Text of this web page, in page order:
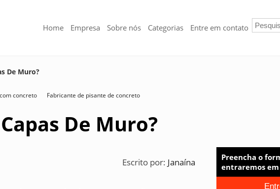
Home Empresa Categorias Entre em contato
Sobre nós
De Muro?
concreto Fabricante de pisante de concreto
De Muro?
Escrito por: Janaína
Preencha o
entraremos